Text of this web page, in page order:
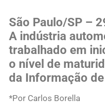
São Paulo/SP –
A indústria
trabalhado em
o nível de
da Informação
*Por Carlos Borella